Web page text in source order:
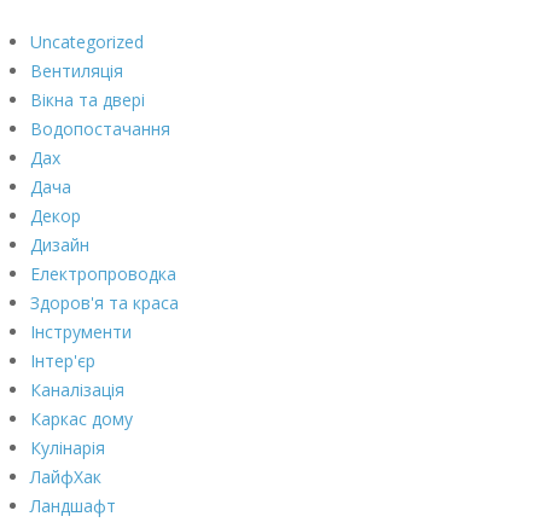
Uncategorized
Вентиляція
Вікна та двері
Водопостачання
Дах
Дача
Декор
Дизайн
Електропроводка
Здоров'я та краса
Інструменти
Інтер'єр
Каналізація
Каркас дому
Кулінарія
ЛайфХак
Ландшафт